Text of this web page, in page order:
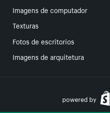
Imagens de computador
Texturas
Fotos de escritorios
Imagens de arquitetura
powered by